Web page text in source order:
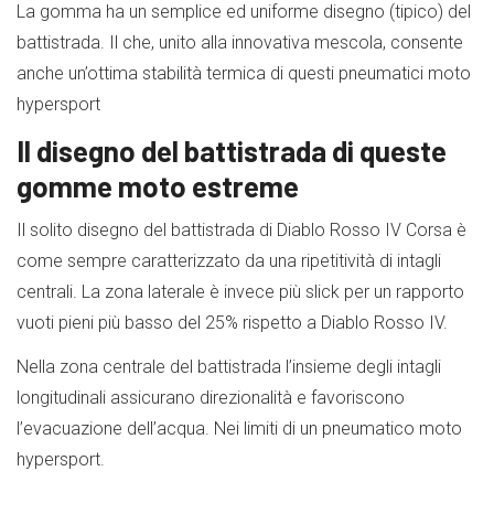
La gomma ha un semplice ed uniforme disegno (tipico) del
battistrada. Il che, unito alla innovativa mescola, consente
anche un’ottima stabilità termica di questi pneumatici moto
hypersport
Il disegno del battistrada di queste
gomme moto estreme
Il solito disegno del battistrada di Diablo Rosso IV Corsa è
come sempre caratterizzato da una ripetitività di intagli
centrali. La zona laterale è invece più slick per un rapporto
vuoti pieni più basso del 25% rispetto a Diablo Rosso IV.
Nella zona centrale del battistrada l’insieme degli intagli
longitudinali assicurano direzionalità e favoriscono
l’evacuazione dell’acqua. Nei limiti di un pneumatico moto
hypersport.